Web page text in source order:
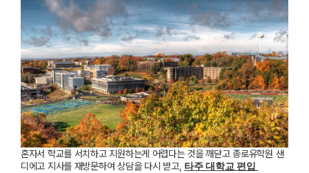
혼자서 학교를 서치하고 지원하는게 어렵다는 것을 깨닫고 종로유학원 샌
디에고 지사를 재방문하여 상담을 다시 받고, 타주 대학교 편입